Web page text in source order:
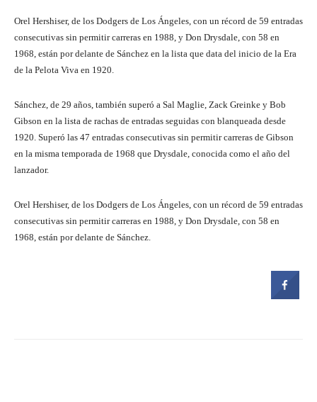
Orel Hershiser, de los Dodgers de Los Ángeles, con un récord de 59 entradas
consecutivas sin permitir carreras en 1988, y Don Drysdale, con 58 en
1968, están por delante de Sánchez en la lista que data del inicio de la Era
de la Pelota Viva en 1920.
Sánchez, de 29 años, también superó a Sal Maglie, Zack Greinke y Bob
Gibson en la lista de rachas de entradas seguidas con blanqueada desde
1920. Superó las 47 entradas consecutivas sin permitir carreras de Gibson
en la misma temporada de 1968 que Drysdale, conocida como el año del
lanzador.
Orel Hershiser, de los Dodgers de Los Ángeles, con un récord de 59 entradas
consecutivas sin permitir carreras en 1988, y Don Drysdale, con 58 en
1968, están por delante de Sánchez.